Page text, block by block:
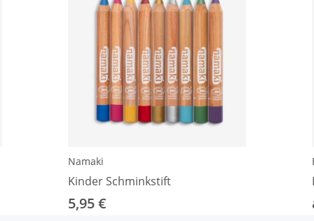
Namaki
Kinder Schminkstift
5,95 €